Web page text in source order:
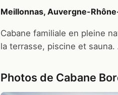
Meillonnas, Auvergne-
Cabane familiale en pleine
la terrasse, piscine et
Photos de Cabane